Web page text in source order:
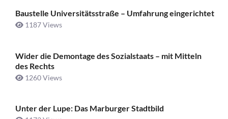
Baustelle Universitätsstraße ­– Umfahrung eingerichtet
1187 Views
Wider die Demontage des Sozialstaats – mit Mitteln
des Rechts
1260 Views
Unter der Lupe: Das Marburger Stadtbild